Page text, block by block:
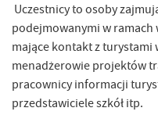
Uczestnicy to osoby
podejmowanymi w ramach
mające kontakt z turystami
menadżerowie projektów
pracownicy informacji
przedstawiciele szkół itp.